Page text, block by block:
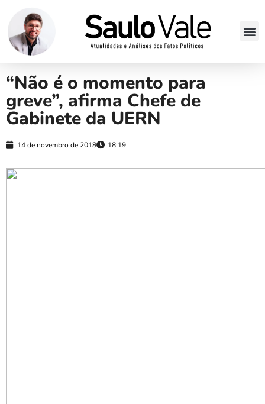
“Não é o momento para
greve”, afirma Chefe de
Gabinete da UERN
14 de novembro de 2018 18:19